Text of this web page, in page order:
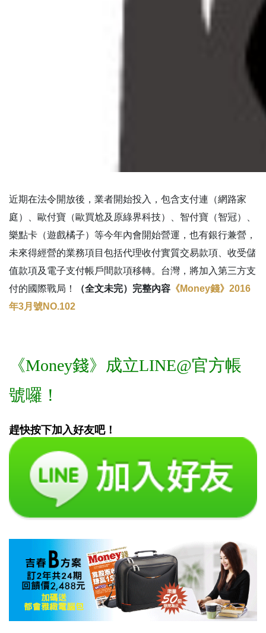
近期在法令開放後，業者開始投入，包含支付連（網路家
庭）、歐付寶（歐買尬及原綠界科技）、智付寶（智冠）、
樂點卡（遊戲橘子）等今年內會開始營運，也有銀行兼營，
未來得經營的業務項目包括代理收付實質交易款項、收受儲
值款項及電子支付帳戶間款項移轉。台灣，將加入第三方支
付的國際戰局！
（全文未完）完整內容 《Money錢》2016
年3月號NO.102
《Money錢》成立LINE@官方帳
號囉！
趕快按下加入好友吧！